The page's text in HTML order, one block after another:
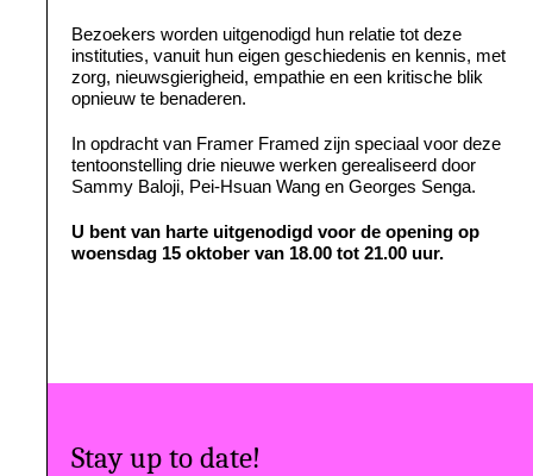
Bezoekers worden uitgenodigd hun relatie tot deze
instituties, vanuit hun eigen geschiedenis en kennis, met
zorg, nieuwsgierigheid, empathie en een kritische blik
opnieuw te benaderen.
In opdracht van Framer Framed zijn speciaal voor deze
tentoonstelling drie nieuwe werken gerealiseerd door
Sammy Baloji, Pei-Hsuan Wang en Georges Senga.
U bent van harte uitgenodigd voor de opening op
woensdag 15 oktober van 18.00 tot 21.00 uur.
Stay up to date!